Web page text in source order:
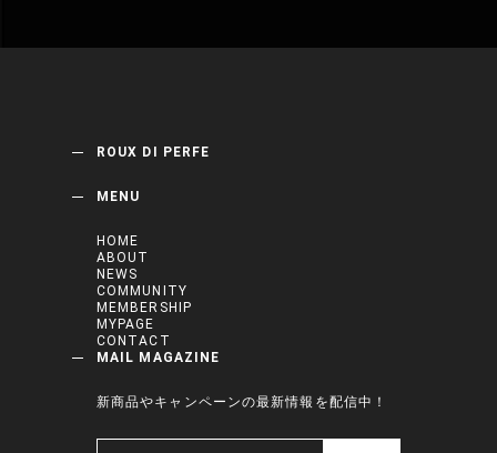
ROUX DI PERFE
MENU
HOME
ABOUT
NEWS
COMMUNITY
MEMBERSHIP
MYPAGE
CONTACT
MAIL MAGAZINE
新商品やキャンペーンの最新情報を配信中！